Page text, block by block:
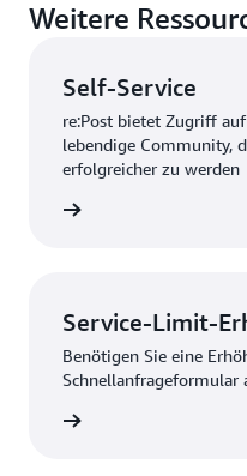
Konto anmelden
Formular anzeigen
Weitere
Self-Service
re:Post bietet Zugriff
lebendige Community,
erfolgreicher zu werden
Service-Limit-
Benötigen Sie eine
Schnellanfrageformular